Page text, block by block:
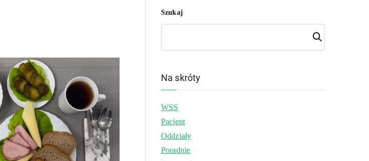
Szukaj
Szuk
aj
Na skróty
WSS
Pacjent
Oddziały
Poradnie